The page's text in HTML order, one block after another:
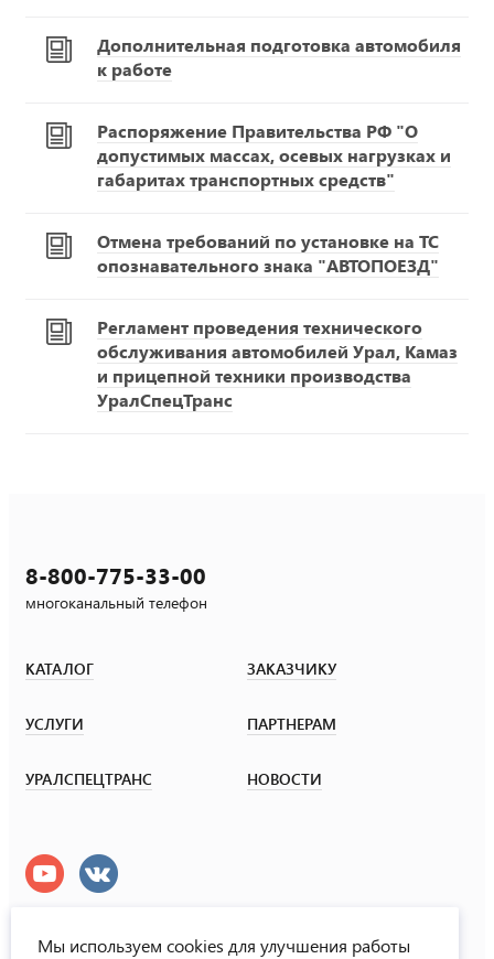
Дополнительная подготовка автомобиля
к работе
Распоряжение Правительства РФ "О
допустимых массах, осевых нагрузках и
габаритах транспортных средств"
Отмена требований по установке на ТС
опознавательного знака "АВТОПОЕЗД"
Регламент проведения технического
обслуживания автомобилей Урал, Камаз
и прицепной техники производства
УралСпецТранс
8-800-775-33-00
многоканальный телефон
КАТАЛОГ ЗАКАЗЧИКУ
УСЛУГИ ПАРТНЕРАМ
УРАЛСПЕЦТРАНС НОВОСТИ
Мы используем cookies для улучшения работы